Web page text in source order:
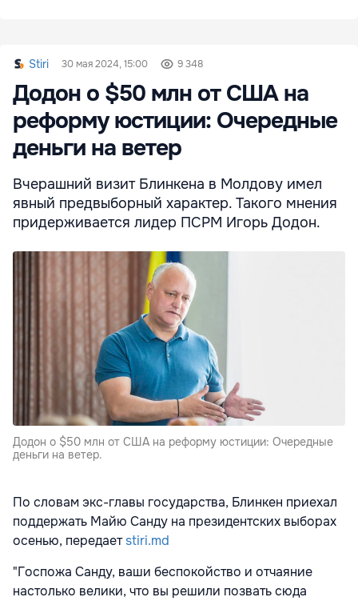
Stiri 30 мая 2024, 15:00 9 348
Додон о $50 млн от США на
реформу юстиции: Очередные
деньги на ветер
Вчерашний визит Блинкена в Молдову имел
явный предвыборный характер. Такого мнения
придерживается лидер ПСРМ Игорь Додон.
Додон о $50 млн от США на реформу юстиции: Очередные
деньги на ветер.
По словам экс-главы государства, Блинкен приехал
поддержать Майю Санду на президентских выборах
осенью, передаетstiri.md
"Госпожа Санду, ваши беспокойство и отчаяние
настолько велики, что вы решили позвать сюда